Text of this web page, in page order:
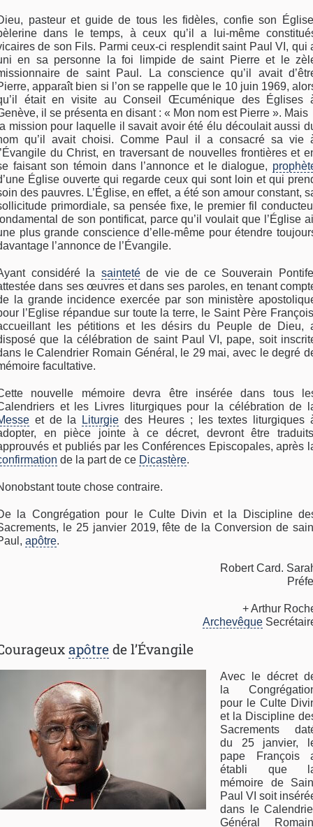
pasteur et guide de tous les fidèles, confie son
dans le temps, à ceux qu’il a lui-même
de son Fils. Parmi ceux-ci resplendit saint Paul VI, qui
en sa personne la foi limpide de saint Pierre et le
de saint Paul. La conscience qu’il avait
apparaît bien si l’on se rappelle que le 10 juin 1969,
était en visite au Conseil Œcuménique des Églises
il se présenta en disant : « Mon nom est Pierre ». Mais
mission pour laquelle il savait avoir été élu découlait aussi
qu’il avait choisi. Comme Paul il a consacré sa vie
du Christ, en traversant de nouvelles frontières et
faisant son témoin dans l’annonce et le dialogue,
Église ouverte qui regarde ceux qui sont loin et qui
des pauvres. L’Église, en effet, a été son amour constant,
primordiale, sa pensée fixe, le premier fil
de son pontificat, parce qu’il voulait que l’Église
plus grande conscience d’elle-même pour étendre
l’annonce de l’Évangile.
considéré la saintetéde vie de ce Souverain
dans ses œuvres et dans ses paroles, en tenant
la grande incidence exercée par son ministère
l’Eglise répandue sur toute la terre, le Saint Père
les pétitions et les désirs du Peuple de Dieu,
que la célébration de saint Paul VI, pape, soit
le Calendrier Romain Général, le 29 mai, avec le degré
facultative.
nouvelle mémoire devra être insérée dans tous
et les Livres liturgiques pour la célébration de
et de la Liturgie des Heures ; les textes liturgiques
en pièce jointe à ce décret, devront être
et publiés par les Conférences Episcopales, après
de la part de ce Dicastère.
toute chose contraire.
la Congrégation pour le Culte Divin et la Discipline
le 25 janvier 2019, fête de la Conversion de
apôtre.
Robert Card.
+ Arthur
Archevêque
apôtre de l’Évangile
Avec le décret
la
pour le Culte
et la Discipline
Sacrements
du 25 janvier,
pape François
établi que
mémoire de
Paul VI soit
dans le
Général